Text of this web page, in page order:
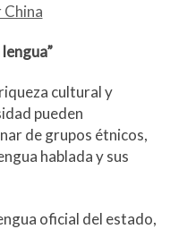
China
cultural y
pueden
de grupos étnicos,
hablada y sus
oficial del estado,